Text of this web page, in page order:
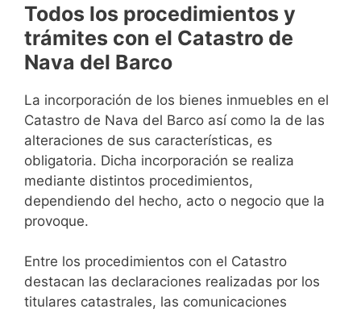
Todos los procedimientos y
trámites con el Catastro de
Nava del Barco
La incorporación de los bienes inmuebles en el
Catastro de Nava del Barco así como la de las
alteraciones de sus características, es
obligatoria. Dicha incorporación se realiza
mediante distintos procedimientos,
dependiendo del hecho, acto o negocio que la
provoque.
Entre los procedimientos con el Catastro
destacan las declaraciones realizadas por los
titulares catastrales, las comunicaciones